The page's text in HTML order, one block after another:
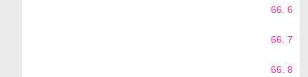
66. 6
66. 7
66. 8